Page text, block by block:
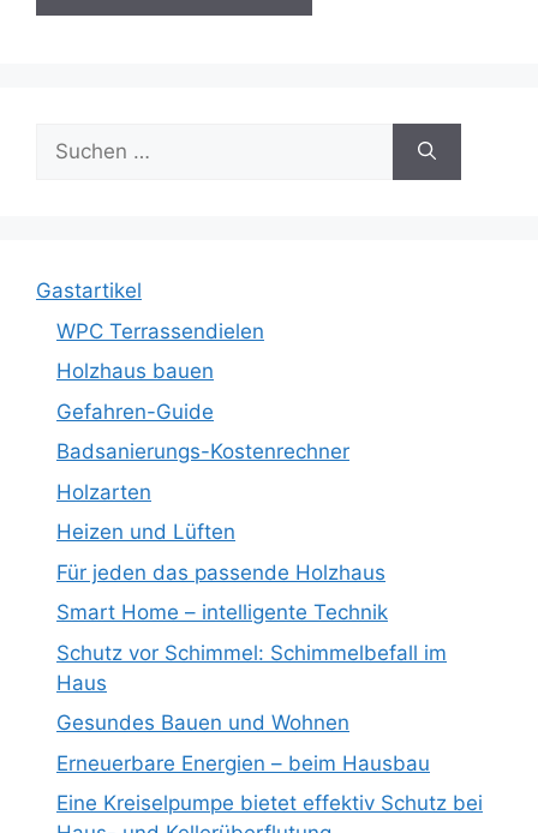
Suche
nach:
Gastartikel
WPC Terrassendielen
Holzhaus bauen
Gefahren-Guide
Badsanierungs-Kostenrechner
Holzarten
Heizen und Lüften
Für jeden das passende Holzhaus
Smart Home – intelligente Technik
Schutz vor Schimmel: Schimmelbefall im
Haus
Gesundes Bauen und Wohnen
Erneuerbare Energien – beim Hausbau
Eine Kreiselpumpe bietet effektiv Schutz bei